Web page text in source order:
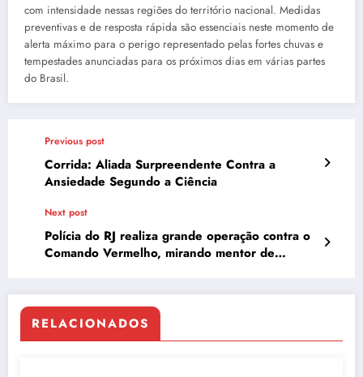
com intensidade nessas regiões do território nacional. Medidas
preventivas e de resposta rápida são essenciais neste momento de
alerta máximo para o perigo representado pelas fortes chuvas e
tempestades anunciadas para os próximos dias em várias partes
do Brasil.
Previous post
Corrida: Aliada Surpreendente Contra a
Ansiedade Segundo a Ciência
Next post
Polícia do RJ realiza grande operação contra o
Comando Vermelho, mirando mentor de
RELACIONADOS